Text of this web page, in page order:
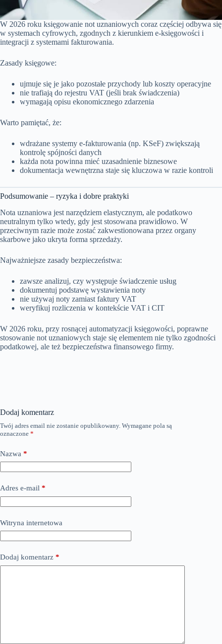
W 2026 roku księgowanie not uznaniowych coraz częściej odbywa się
w systemach cyfrowych, zgodnych z kierunkiem e-księgowości i
integracji z systemami fakturowania.
Zasady księgowe:
ujmuje się je jako pozostałe przychody lub koszty operacyjne
nie trafiają do rejestru VAT (jeśli brak świadczenia)
wymagają opisu ekonomicznego zdarzenia
Warto pamiętać, że:
wdrażane systemy e-fakturowania (np. KSeF) zwiększają
kontrolę spójności danych
każda nota powinna mieć uzasadnienie biznesowe
dokumentacja wewnętrzna staje się kluczowa w razie kontroli
Podsumowanie – ryzyka i dobre praktyki
Nota uznaniowa jest narzędziem elastycznym, ale podatkowo
neutralnym tylko wtedy, gdy jest stosowana prawidłowo. W
przeciwnym razie może zostać zakwestionowana przez organy
skarbowe jako ukryta forma sprzedaży.
Najważniejsze zasady bezpieczeństwa:
zawsze analizuj, czy występuje świadczenie usług
dokumentuj podstawę wystawienia noty
nie używaj noty zamiast faktury VAT
weryfikuj rozliczenia w kontekście VAT i CIT
W 2026 roku, przy rosnącej automatyzacji księgowości, poprawne
stosowanie not uznaniowych staje się elementem nie tylko zgodności
podatkowej, ale też bezpieczeństwa finansowego firmy.
Dodaj komentarz
Twój adres email nie zostanie opublikowany. Wymagane pola są
oznaczone *
Nazwa *
Adres e-mail *
Witryna internetowa
Dodaj komentarz *